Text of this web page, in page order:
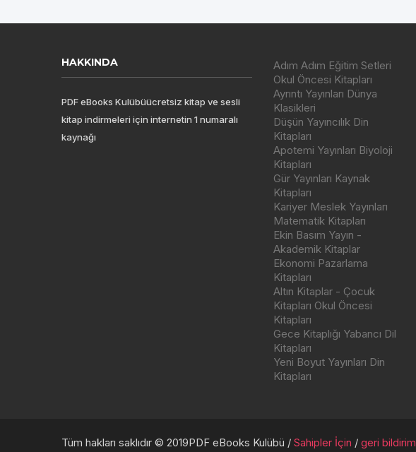
HAKKINDA
PDF eBooks Kulübüücretsiz kitap ve sesli
kitap indirmeleri için internetin 1 numaralı
kaynağı
Adım Adım Eğitim Setleri
Okul Öncesi Kitapları
Ayrıntı Yayınları Dünya
Klasikleri
Düşün Yayıncılık Din
Kitapları
Apotemi Yayınları Biyoloji
Kitapları
Gür Yayınları Kaynak
Kitapları
Kariyer Meslek Yayınları
Matematik Kitapları
Ekin Basım Yayın -
Akademik Kitaplar
Ekonomi Pazarlama
Kitapları
Altın Kitaplar - Çocuk
Kitapları Okul Öncesi
Kitapları
Gece Kitaplığı Yabancı Dil
Kitapları
Yeni Boyut Yayınları Din
Kitapları
Tüm hakları saklıdır © 2019PDF eBooks Kulübü / Sahipler İçin / geri bildirim